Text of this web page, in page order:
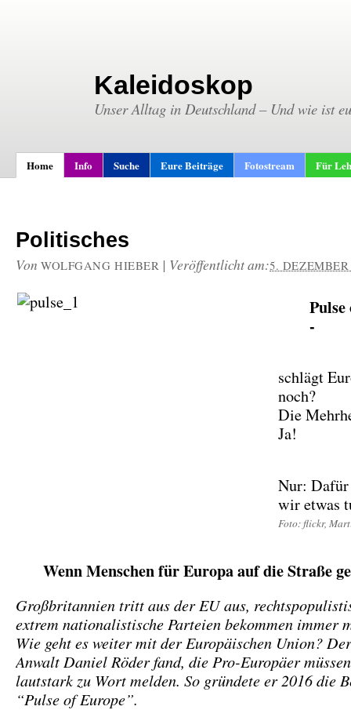
Kaleidoskop
Unser Alltag in Deutschland – Und wie ist
Home Info Suche Eure Beiträge Fotostream Für
Politisches
Von WOLFGANG HIEBER | Veröffentlicht am:5. DEZEMBER
-
schlägt
noch?
Die
Ja!
Nur: Dafür
wir etwas
Foto: flickr,
Wenn Menschen für Europa auf die Straße
Großbritannien tritt aus der EU aus,
extrem nationalistische Parteien bekommen immer
Wie geht es weiter mit der Europäischen Union?
Anwalt Daniel Röder fand, die Pro-Europäer
lautstark zu Wort melden. So gründete er 2016 die
“Pulse of Europe”.